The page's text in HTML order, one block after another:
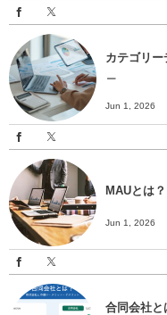
カテゴリ
Jun 1, 2026
MAUとは
Jun 1, 2026
合同会社と